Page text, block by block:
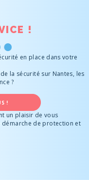
!
en place dans votre
la sécurité sur Nantes, les
?
!
un plaisir de vous
de protection et